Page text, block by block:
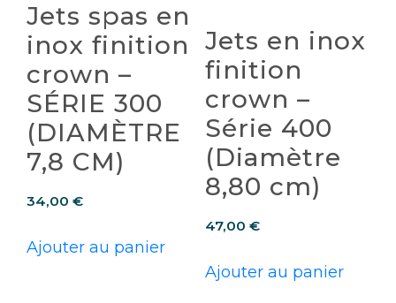
Jets spas en
inox finition
crown –
SÉRIE 300
(DIAMÈTRE
7,8 CM)
34,00 €
Ajouter au panier
Jets en inox
finition
crown –
Série 400
(Diamètre
8,80 cm)
47,00 €
Ajouter au panier